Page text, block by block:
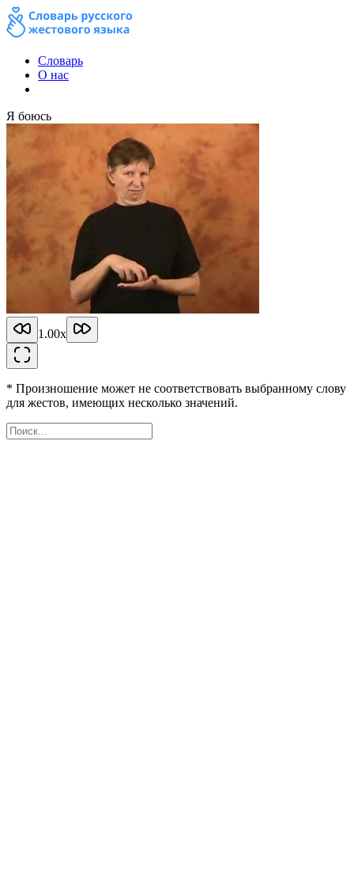
Словарь
О нас
Я боюсь
1.00x
* Произношение может не соответствовать выбранному слову
для жестов, имеющих несколько значений.